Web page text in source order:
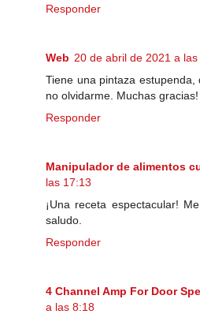
Responder
Web 20 de abril de 2021 a
Tiene una pintaza
no olvidarme. Muchas gracias!
Responder
Manipulador de alimentos
las 17:13
¡Una receta espectacular!
saludo.
Responder
4 Channel Amp For Door
a las 8:18